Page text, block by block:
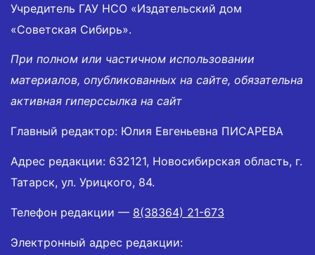
Учредитель ГАУ НСО «Издательский дом
«Советская Сибирь».
При полном или частичном использовании
материалов, опубликованных на сайте, обязательна
активная гиперссылка на сайт
Главный редактор: Юлия Евгеньевна ПИСАРЕВА
Адрес редакции: 632121, Новосибирская область, г.
Татарск, ул. Урицкого, 84.
Телефон редакции — 8(38364) 21-673
Электронный адрес редакции: